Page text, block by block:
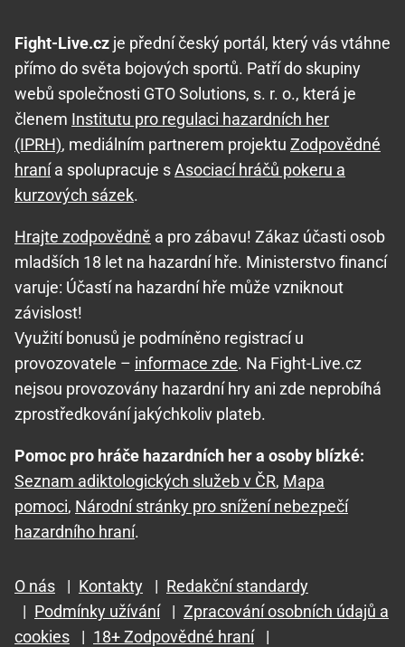
Fight-Live.cz je přední český portál, který vás vtáhne
přímo do světa bojových sportů. Patří do skupiny
webů společnosti GTO Solutions, s. r. o., která je
členem Institutu pro regulaci hazardních her
(IPRH), mediálním partnerem projektu Zodpovědné
hranía spolupracuje sAsociací hráčů pokeru a
kurzových sázek.
Hrajte zodpovědně a pro zábavu! Zákaz účasti osob
mladších 18 let na hazardní hře. Ministerstvo financí
varuje: Účastí na hazardní hře může vzniknout
závislost!
Využití bonusů je podmíněno registrací u
provozovatele – informace zde. Na Fight-Live.cz
nejsou provozovány hazardní hry ani zde neprobíhá
zprostředkování jakýchkoliv plateb.
Pomoc pro hráče hazardních her a osoby blízké:
Seznam adiktologických služeb v ČR, Mapa
pomoci, Národní stránky pro snížení nebezpečí
hazardního hraní.
O nás | Kontakty | Redakční standardy
| Podmínky užívání | Zpracování osobních údajů a
cookies
| 18+ Zodpovědné hraní |